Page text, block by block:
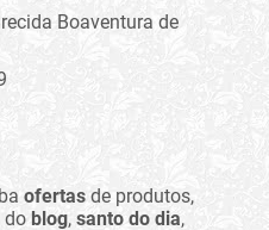
Boaventura de
ofertas de produtos,
do blog, santo do dia,